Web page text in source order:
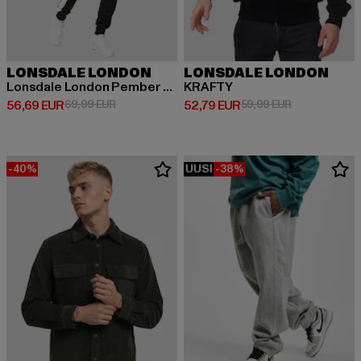
LONSDALE LONDON
Lonsdale London Pember Jogginganzüge
56,69 EUR
Ajankohtainen hinta: 56,69 EUR
69,99 EURKampanjahinta: 69,99 EUR
LONSDALE LONDON
KRAFTY
52,79 EUR
Ajankohtainen hinta: 52,79 EUR
59,99 EUR
-40% UUSI -38%